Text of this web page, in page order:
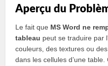
Aperçu du
Le fait que MS Word ne
tableau peut se traduire par
couleurs, des textures ou
dans les cellules d’une